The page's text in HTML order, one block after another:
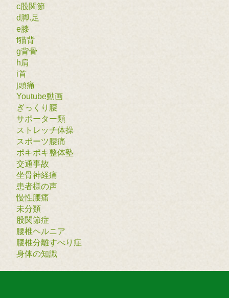
c股関節
d脚.足
e膝
f猫背
g背骨
h肩
i首
j頭痛
Youtube動画
ぎっくり腰
サポーター類
ストレッチ体操
スポーツ腰痛
ポキポキ整体塾
交通事故
坐骨神経痛
患者様の声
慢性腰痛
未分類
股関節症
腰椎ヘルニア
腰椎分離すべり症
身体の知識